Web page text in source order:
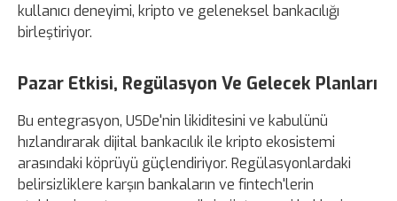
kullanıcı deneyimi, kripto ve geleneksel bankacılığı
birleştiriyor.
Pazar Etkisi, Regülasyon Ve Gelecek Planları
Bu entegrasyon, USDe'nin likiditesini ve kabulünü
hızlandırarak dijital bankacılık ile kripto ekosistemi
arasındaki köprüyü güçlendiriyor. Regülasyonlardaki
belirsizliklere karşın bankaların ve fintech'lerin